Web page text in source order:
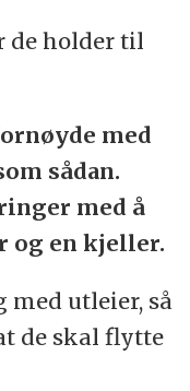
de holder til
med
sådan.
med å
og en kjeller.
med utleier, så
de skal flytte